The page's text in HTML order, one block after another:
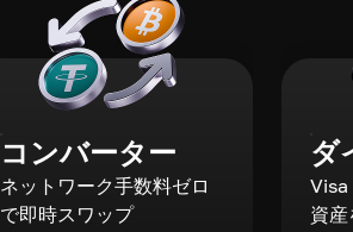
コンバーター
ネットワーク手数料ゼロ
で即時スワップ
ダ
資